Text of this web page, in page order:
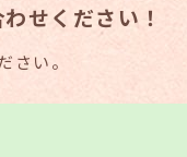
せください！
さい。